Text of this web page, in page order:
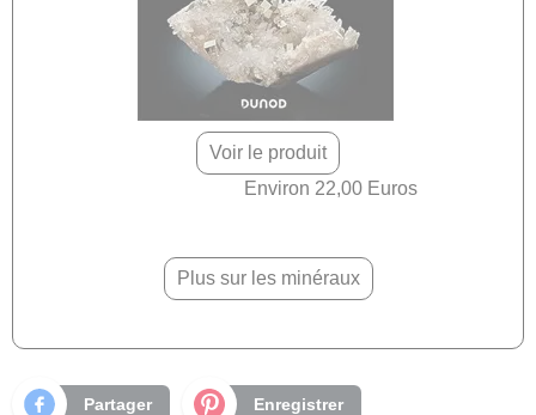
Voir le produit
Environ 22,00 Euros
Plus sur les minéraux
Partager Enregistrer